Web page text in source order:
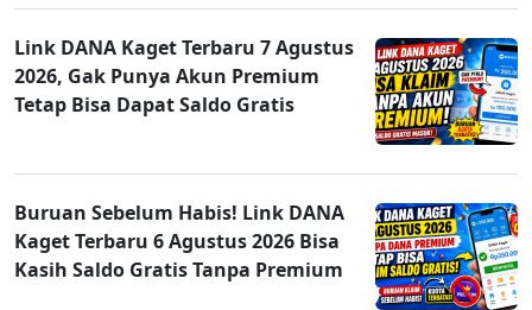
Link DANA Kaget Terbaru 7 Agustus
2026, Gak Punya Akun Premium
Tetap Bisa Dapat Saldo Gratis
Buruan Sebelum Habis! Link DANA
Kaget Terbaru 6 Agustus 2026 Bisa
Kasih Saldo Gratis Tanpa Premium